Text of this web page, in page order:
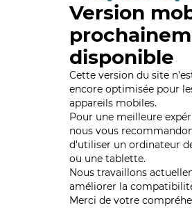
Version
disponible
Cette version du site
encore optimisée pour
appareils mobiles.
Pour une meilleure
nous vous
d'utiliser un ordinateur
ou une tablette.
Nous travaillons
améliorer la
Merci de votre